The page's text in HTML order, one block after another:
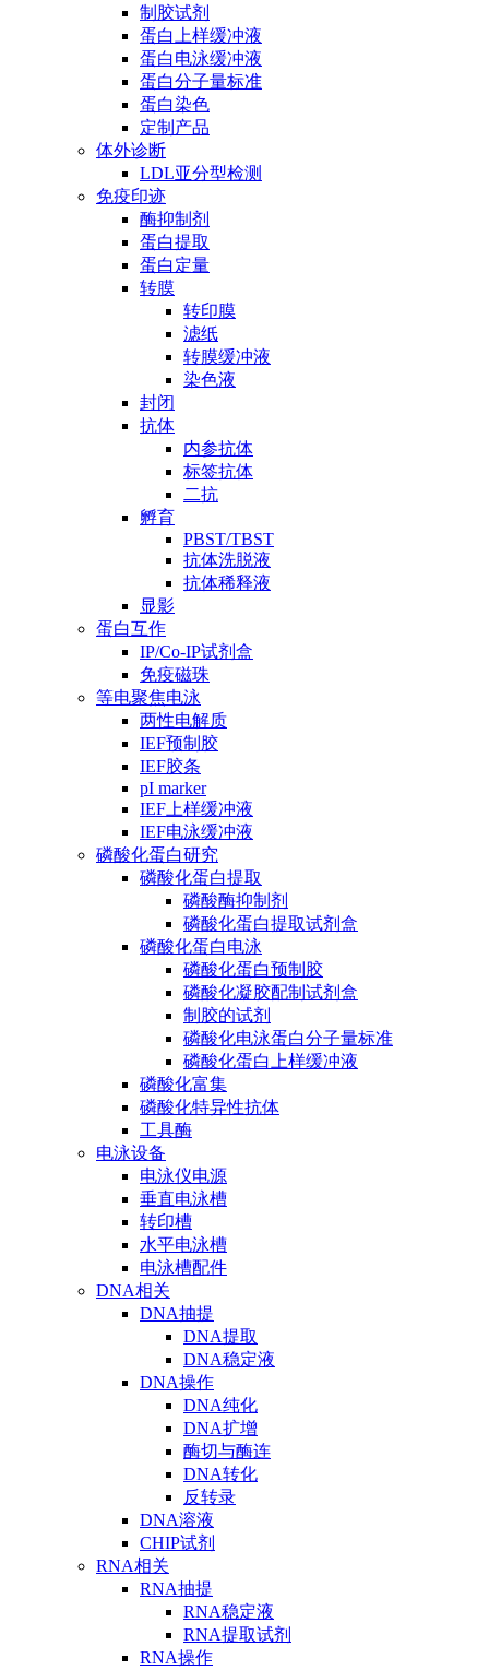
制胶试剂
蛋白上样缓冲液
蛋白电泳缓冲液
蛋白分子量标准
蛋白染色
定制产品
体外诊断
LDL亚分型检测
免疫印迹
酶抑制剂
蛋白提取
蛋白定量
转膜
转印膜
滤纸
转膜缓冲液
染色液
封闭
抗体
内参抗体
标签抗体
二抗
孵育
PBST/TBST
抗体洗脱液
抗体稀释液
显影
蛋白互作
IP/Co-IP试剂盒
免疫磁珠
等电聚焦电泳
两性电解质
IEF预制胶
IEF胶条
pI marker
IEF上样缓冲液
IEF电泳缓冲液
磷酸化蛋白研究
磷酸化蛋白提取
磷酸酶抑制剂
磷酸化蛋白提取试剂盒
磷酸化蛋白电泳
磷酸化蛋白预制胶
磷酸化凝胶配制试剂盒
制胶的试剂
磷酸化电泳蛋白分子量标准
磷酸化蛋白上样缓冲液
磷酸化富集
磷酸化特异性抗体
工具酶
电泳设备
电泳仪电源
垂直电泳槽
转印槽
水平电泳槽
电泳槽配件
DNA相关
DNA抽提
DNA提取
DNA稳定液
DNA操作
DNA纯化
DNA扩增
酶切与酶连
DNA转化
反转录
DNA溶液
CHIP试剂
RNA相关
RNA抽提
RNA稳定液
RNA提取试剂
RNA操作